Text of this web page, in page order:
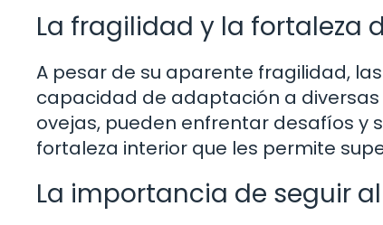
La fragilidad y la fortaleza
A pesar de su aparente fragilidad,
capacidad de adaptación a diversas
ovejas, pueden enfrentar desafíos y
fortaleza interior que les permite
La importancia de seguir